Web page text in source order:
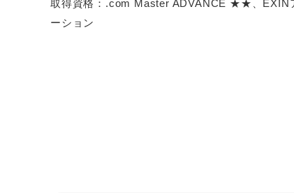
取得資格：.com Master ADVANCE ★★、EXIN
ーション